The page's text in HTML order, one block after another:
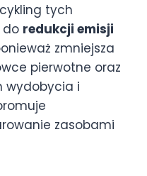
tych
do redukcji emisji
zmniejsza
pierwotne oraz
wydobycia i
zasobami